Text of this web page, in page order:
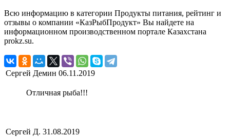
Всю информацию в категории Продукты питания, рейтинг и
отзывы о компании «КазРыбПродукт» Вы найдете на
информационном производственном портале Казахстана
prokz.su.
Сергей Демин 06.11.2019
Отличная рыба!!!
Сергей Д. 31.08.2019